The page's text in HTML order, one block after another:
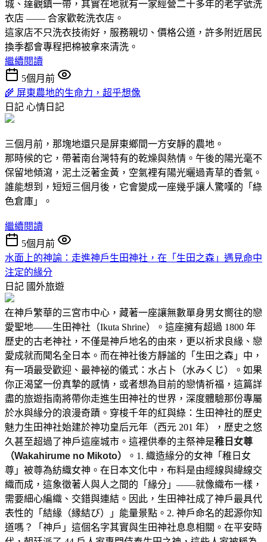
城、達觀鎮一帶，其實在地就有一家經營二十多年的老字號洗
衣店 —— 合家歡乾洗衣店。
這家店不只洗衣技術好，服務親切、價格公道，許多附近居民
換季都會專程把棉被拿來清洗。
繼續閱讀
5個月前
🌾 屏東農地的生命力，超乎想像
日記 心情日記
三個月前，那塊地還只是屏東鄉間一方安靜的農地。
那時候的它，帶著南台灣特有的乾燥與熱情。午後的陽光毫不
保留地傾瀉，泥土泛著金黃，空氣裡有陽光曬過青草的香氣。
誰能想到，短短三個月後，它會變成一座幾乎讓人驚嘆的「綠
色倉庫」。
繼續閱讀
5個月前
水面上的神諭：走進神戶生田神社，在「生田之森」遇見命中
注定的緣分
日記 國外旅遊
在神戶繁華的三宮市中心，藏著一座讓無數單身男女嚮往的戀
愛聖地——生田神社（Ikuta Shrine）。這座擁有超過 1800 年
歷史的古老神社，不僅是神戶地名的由來，更以祈求良緣、戀
愛成就而聞名全日本。而在神社後方靜謐的「生田之森」中，
有一項最受歡迎、最神祕的儀式：水占卜（水みくじ）。如果
你正渴望一份真摯的感情，或者想為目前的戀情祈福，這篇詳
盡的旅遊指南將帶你走進生田神社的世界，深度體驗那份專屬
於水與緣分的浪漫奇蹟。穿梭千年的紅與綠：生田神社的歷史
魅力生田神社始建於神功皇后元年（西元 201 年），歷史之悠
久甚至超過了神戶這座城市。這裡供奉的主祭神是稚日女尊
（Wakahirume no Mikoto）
。1. 織造緣分的女神「稚日女
尊」被尊為紡織女神。在日本文化中，布料是由經線與緯線交
織而成，這象徵著人與人之間的「緣分」——就像織布一樣，
需要細心編織、交錯與連結。因此，生田神社成了神戶最具代
表性的「結緣（縁結び）」能量景點。2. 神戶命名的起源你知
道嗎？「神戶」這個名字其實與生田神社息息相關。在平安時